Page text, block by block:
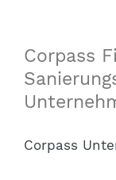
Corpass
Corpass